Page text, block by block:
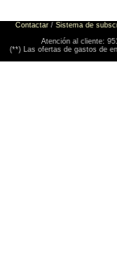
Contactar/ Sistema de
Atención al cliente:
(**) Las ofertas de gastos de